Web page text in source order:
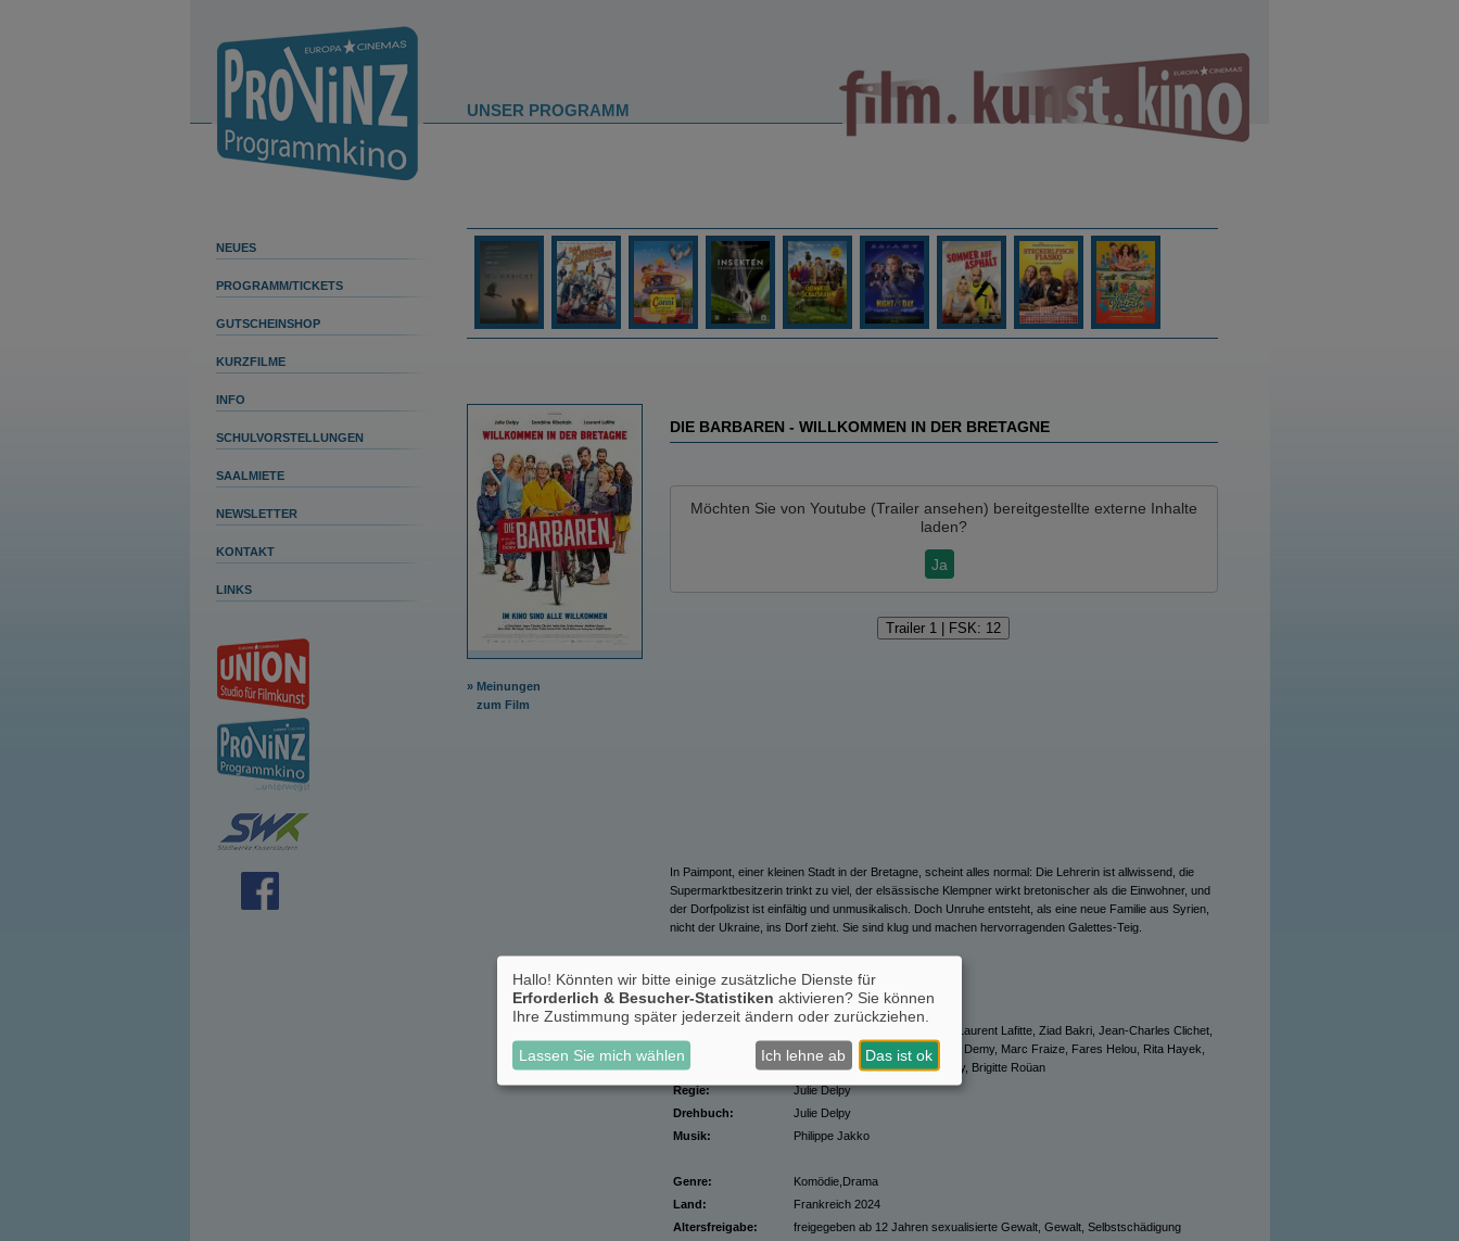
NEUES
PROGRAMM/TICKETS
GUTSCHEINSHOP
KURZFILME
INFO
SCHULVORSTELLUNGEN
SAALMIETE
NEWSLETTER
KONTAKT
LINKS
UNSER PROGRAMM
» Meinungen
zum Film
DIE BARBAREN - WILLKOMMEN IN DER BRETAGNE
Möchten Sie von Youtube (Trailer ansehen) bereitgestellte externe Inhalte
laden?
Ja
Trailer 1 | FSK: 12
In Paimpont, einer kleinen Stadt in der Bretagne, scheint alles normal: Die Lehrerin ist allwissend, die
Supermarktbesitzerin trinkt zu viel, der elsässische Klempner wirkt bretonischer als die Einwohner, und
der Dorfpolizist ist einfältig und unmusikalisch. Doch Unruhe entsteht, als eine neue Familie aus Syrien,
nicht der Ukraine, ins Dorf zieht. Sie sind klug und machen hervorragenden Galettes-Teig.
Originaltitel:
Les Barbares
Julie Delpy, Sandrine Kiberlain, Laurent Lafitte, Ziad Bakri, Jean-Charles Clichet,
India Hair, Dalia Naous, Mathieu Demy, Marc Fraize, Fares Helou, Rita Hayek,
Emilie Gavois-Kahn, Albert Delpy, Brigitte Roüan
Regie:
Julie Delpy
Drehbuch:
Julie Delpy
Musik:
Philippe Jakko
Genre:
Komödie,Drama
Land:
Frankreich 2024
Altersfreigabe:
freigegeben ab 12 Jahren sexualisierte Gewalt, Gewalt, Selbstschädigung
Hallo! Könnten wir bitte einige zusätzliche Dienste für
Erforderlich & Besucher-Statistiken aktivieren? Sie können
Ihre Zustimmung später jederzeit ändern oder zurückziehen.
Lassen Sie mich wählen Ich lehne ab Das ist ok